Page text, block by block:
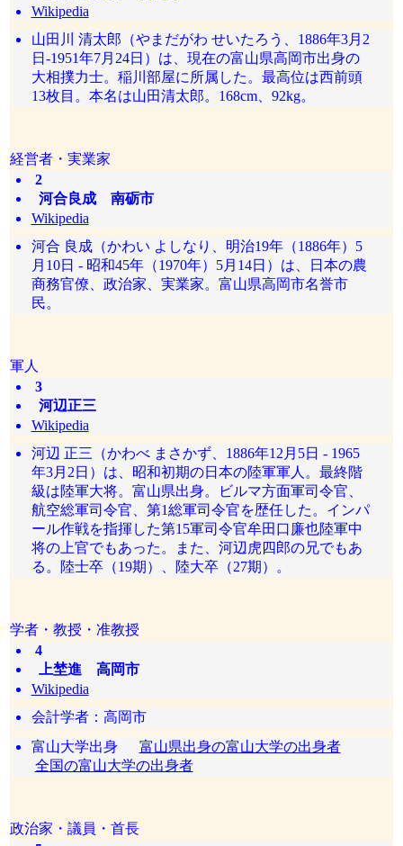
Wikipedia
山田川 清太郎（やまだがわ せいたろう、1886年3月2
日-1951年7月24日）は、現在の富山県高岡市出身の
大相撲力士。稲川部屋に所属した。最高位は西前頭
13枚目。本名は山田清太郎。168cm、92kg。
経営者・実業家
2
河合良成 南砺市
Wikipedia
河合 良成（かわい よしなり、明治19年（1886年）5
月10日 - 昭和45年（1970年）5月14日）は、日本の農
商務官僚、政治家、実業家。富山県高岡市名誉市
民。
軍人
3
河辺正三
Wikipedia
河辺 正三（かわべ まさかず、1886年12月5日 - 1965
年3月2日）は、昭和初期の日本の陸軍軍人。最終階
級は陸軍大将。富山県出身。ビルマ方面軍司令官、
航空総軍司令官、第1総軍司令官を歴任した。インパ
ール作戦を指揮した第15軍司令官牟田口廉也陸軍中
将の上官でもあった。また、河辺虎四郎の兄でもあ
る。陸士卒（19期）、陸大卒（27期）。
学者・教授・准教授
4
上埜進 高岡市
Wikipedia
会計学者：高岡市
富山大学出身 富山県出身の富山大学の出身者
全国の富山大学の出身者
政治家・議員・首長